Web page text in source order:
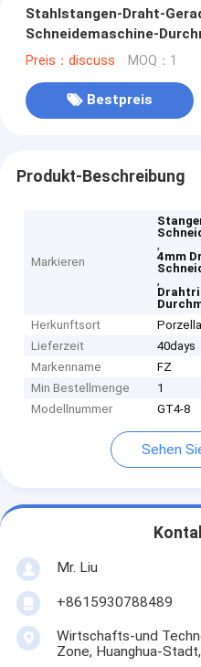
Stahlstangen-Draht-
Schneidemaschine-
Preis：discuss MOQ：1
Bestpreis
Produkt-Beschreibung
Markieren
,
4mm
,
Herkunftsort
Lieferzeit
40days
Markenname
FZ
Min Bestellmenge
1
Modellnummer
GT4-8
Sehen
Mr. Liu
+8615930788489
Wirtschafts-und
Zone, Huanghua-